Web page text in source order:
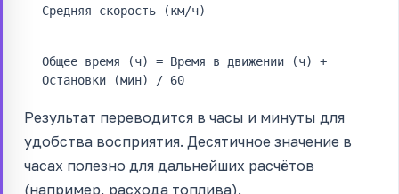
Средняя скорость (км/ч)
Общее время (ч) = Время в движении (ч) +
Остановки (мин) / 60
Результат переводится в часы и минуты для
удобства восприятия. Десятичное значение в
часах полезно для дальнейших расчётов
(например, расхода топлива).